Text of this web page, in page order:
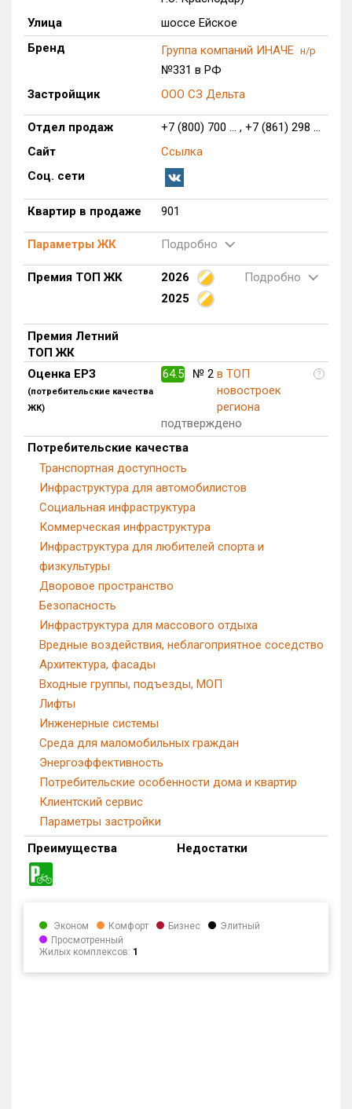
с продажами
Найдено:
Жилых комплексов
Многоквартирных домов
Домов с апартаментами
Поселков таунхаусов
Блокированных домов
0 из 500
блоков в БД
901 из 65 695
Улица
шоссе Ейское
Бренд
Группа компаний ИНАЧЕ н/р
№331 в РФ
Застройщик
ООО СЗ Дельта
Отдел продаж
+7 (800) 700 ... , +7 (861) 298 ...
Сайт
Ссылка
Соц. сети
Квартир в продаже 901
Параметры ЖК Подробно
Премия ТОП ЖК 2026
Подробно
2025
Премия Летний
ТОП ЖК
Оценка ЕРЗ
(потребительские качества
ЖК)
64.5 № 2 в ТОП
новостроек
региона
?
подтверждено
Потребительские качества
Транспортная доступность
Инфраструктура для автомобилистов
Социальная инфраструктура
Коммерческая инфраструктура
Инфраструктура для любителей спорта и
физкультуры
Дворовое пространство
Безопасность
Инфраструктура для массового отдыха
Вредные воздействия, неблагоприятное соседство
Архитектура, фасады
Входные группы, подъезды, МОП
Лифты
Инженерные системы
Среда для маломобильных граждан
Энергоэффективность
Потребительские особенности дома и квартир
Клиентский сервис
Параметры застройки
Преимущества
Недостатки
Эконом Комфорт Бизнес
Элитный
Просмотренный
Жилых комплексов: 1